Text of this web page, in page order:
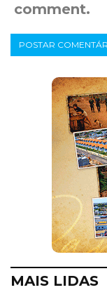
comment.
MAIS LIDAS